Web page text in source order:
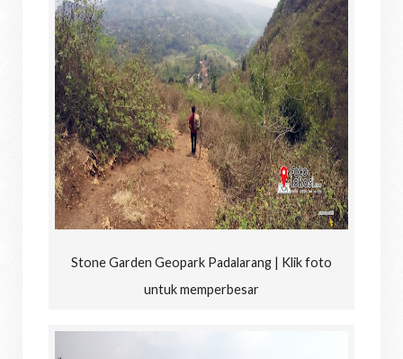
Stone Garden Geopark Padalarang | Klik foto
untuk memperbesar